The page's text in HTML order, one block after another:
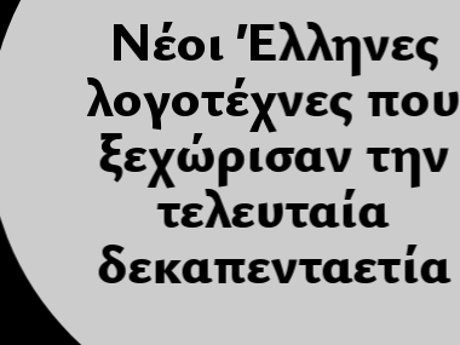
Νέοι Έλληνες
λογοτέχνες που
ξεχώρισαν την
τελευταία
δεκαπενταετία